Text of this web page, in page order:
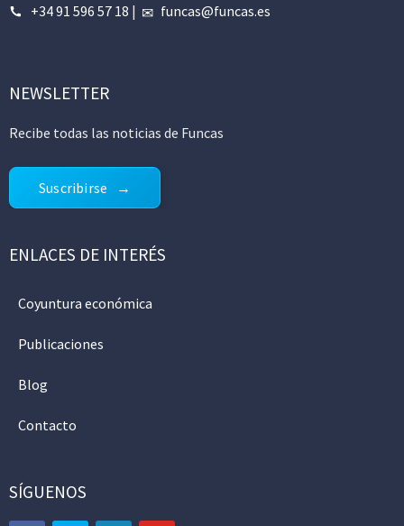
+34 91 596 57 18 | funcas@funcas.es
NEWSLETTER
Recibe todas las noticias de Funcas
Suscribirse
ENLACES DE INTERÉS
Coyuntura económica
Publicaciones
Blog
Contacto
SÍGUENOS